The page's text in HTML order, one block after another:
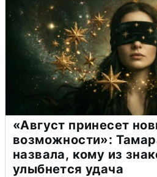
«Август принесет
возможности»:
назвала, кому из
улыбнется удача